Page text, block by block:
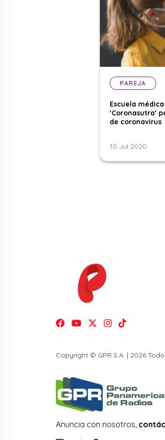
PAREJA
Escuela
‘Coronasutra’
de coronavirus
10 Jul 2020
Copyright © GPR S.A. | 2026
Anuncia con nosotros,